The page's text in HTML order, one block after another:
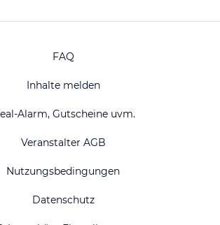
FAQ
Inhalte melden
Alarm, Gutscheine uvm.
Veranstalter AGB
Nutzungsbedingungen
Datenschutz